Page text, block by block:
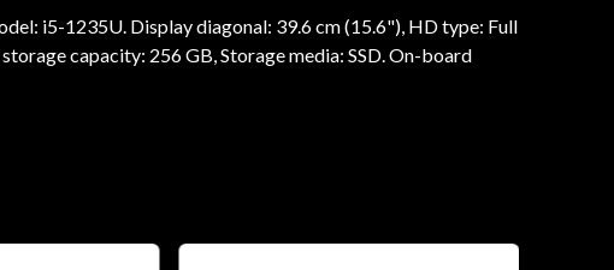
i5-1235U. Display diagonal: 39.6 cm (15.6"), HD type: Full
capacity: 256 GB, Storage media: SSD. On-board